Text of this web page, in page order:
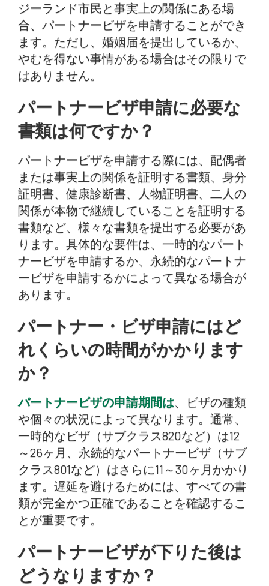
ジーランド市民と事実上の関係にある場
合、パートナービザを申請することができ
ます。ただし、婚姻届を提出しているか、
やむを得ない事情がある場合はその限りで
はありません。
パートナービザ申請に必要な
書類は何ですか？
パートナービザを申請する際には、配偶者
または事実上の関係を証明する書類、身分
証明書、健康診断書、人物証明書、二人の
関係が本物で継続していることを証明する
書類など、様々な書類を提出する必要があ
ります。具体的な要件は、一時的なパート
ナービザを申請するか、永続的なパートナ
ービザを申請するかによって異なる場合が
あります。
パートナー・ビザ申請にはど
れくらいの時間がかかります
か？
パートナービザの申請期間は、ビザの種類
や個々の状況によって異なります。通常、
一時的なビザ（サブクラス820など）は12
～26ヶ月、永続的なパートナービザ（サブ
クラス801など）はさらに11～30ヶ月かかり
ます。遅延を避けるためには、すべての書
類が完全かつ正確であることを確認するこ
とが重要です。
パートナービザが下りた後は
どうなりますか？